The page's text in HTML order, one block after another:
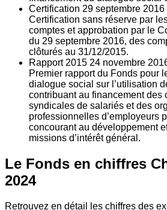
Certification 29 septembre 2016
Certification sans réserve par
comptes et approbation par le
du 29 septembre 2016, des
clôturés au 31/12/2015.
Rapport 2015 24 novembre
Premier rapport du Fonds pour
dialogue social sur l’utilisation
contribuant au financement des
syndicales de salariés et des
professionnelles d’employeurs
concourant au développement
missions d’intérêt général.
Le Fonds en chiffres
2024
Retrouvez en détail les chiffres des